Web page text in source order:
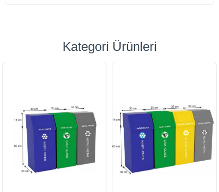
Kategori Ürünleri